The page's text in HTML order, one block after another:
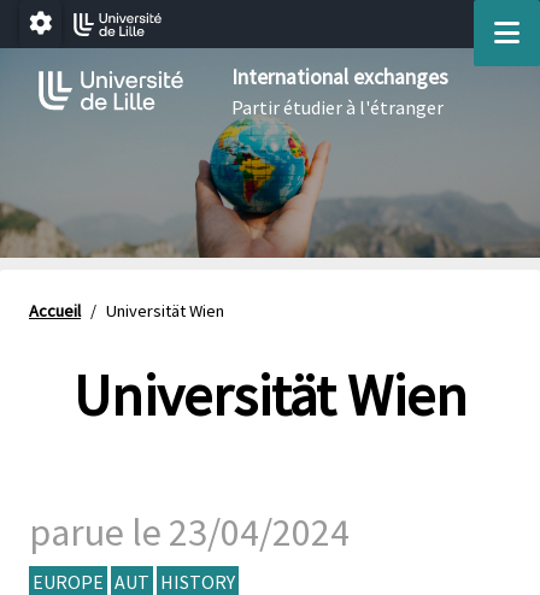
Aller au menu
Aller au contenu
Aller au pied de page
Paramétrage
International exchanges
Partir étudier à l'étranger
Accueil / Universität Wien
Universität Wien
parue le 23/04/2024
EUROPE AUT HISTORY